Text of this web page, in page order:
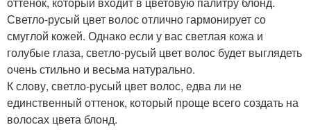
Светло-русый цвет волос отлично гармонирует со
смуглой кожей. Однако если у вас светлая кожа и
голубые глаза, светло-русый цвет волос будет выглядеть
очень стильно и весьма натурально.
К слову, светло-русый цвет волос, едва ли не
единственный оттенок, который проще всего создать на
волосах цвета блонд.